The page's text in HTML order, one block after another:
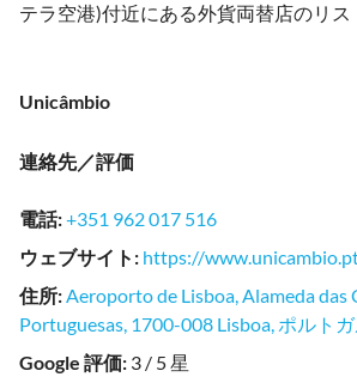
テラ空港)付近にある外貨両替店のリス
Unicâmbio
連絡先／評価
電話:+351 962 017 516
ウェブサイト : https://
住所:Aeroporto de Lisboa, Alameda das
Portuguesas, 1700-008 Lisboa, ポルト
Google 評価: 3 / 5 星